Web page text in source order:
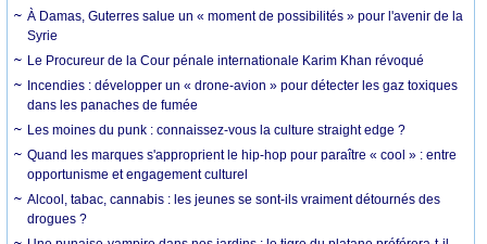
À Damas, Guterres salue un « moment de possibilités » pour l'avenir de la
Syrie
Le Procureur de la Cour pénale internationale Karim Khan révoqué
Incendies : développer un « drone-avion » pour détecter les gaz toxiques
dans les panaches de fumée
Les moines du punk : connaissez-vous la culture straight edge ?
Quand les marques s'approprient le hip-hop pour paraître « cool » : entre
opportunisme et engagement culturel
Alcool, tabac, cannabis : les jeunes se sont-ils vraiment détournés des
drogues ?